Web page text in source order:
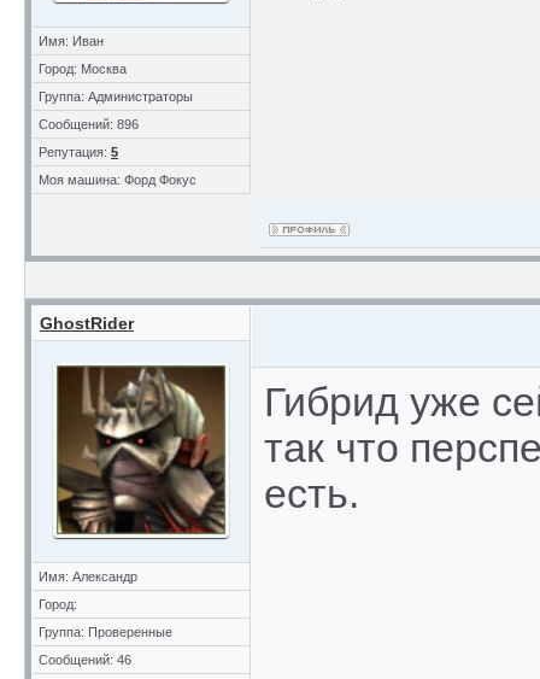
Имя: Иван
Город: Москва
Группа: Администраторы
Сообщений: 896
Репутация: 5
Моя машина: Форд Фокус
GhostRider
Имя: Александр
Город:
Группа: Проверенные
Сообщений: 46
Гибрид уже
так что
есть.